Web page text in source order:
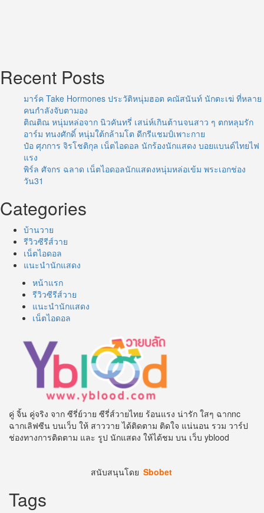
Recent Posts
มาร์ค Take Hormones ประวัติหนุ่มฮอต คณัสนันท์ นักตะเฆ่ ที่หลาย
คนกำลังจับตามอง
ติณติณ หนุ่มหล่อจาก นิวคันทรี่ เสน่ห์เกินต้านจนสาว ๆ ตกหลุมรัก
อาร์ม ทนงศักดิ์ หนุ่มใต้กล้ามโต ดีกรีแชมป์เพาะกาย
ป๋อ ศุภการ จิรโชติกุล เน็ตไอดอล นักร้องนักแสดง บอยแบนด์ไทยไฟ
แรง
พิร์ล ศัจกร ฉลาด เน็ตไอดอลนักแสดงหนุ่มหล่อเข้ม พระเอกช่อง
วัน31
Categories
บ้านวาย
รีวิวซีรีส์วาย
เน็ตไอดอล
แนะนำนักแสดง
หน้าแรก
รีวิวซีรีส์วาย
แนะนำนักแสดง
เน็ตไอดอล
คู่ จิ้น คู่จริง จาก ซีรี่ย์วาย ซีรี่ส์วายไทย ร้อนแรง น่ารัก ใสๆ ฉากnc
ฉากเลิฟซีน บนเว็บ ให้ สาววาย ได้ติดตาม ติดใจ แน่นอน รวม วาร์ป
ช่องทางการติดตาม และ รูป นักแสดง ให้ได้ชม บน เว็บ yblood
สนับสนุนโดย Sbobet
Tags